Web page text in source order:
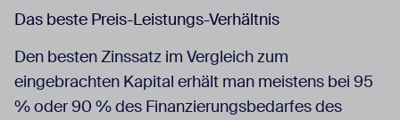
Das beste Preis-Leistungs-Verhältnis
Den besten Zinssatz im Vergleich zum
eingebrachten Kapital erhält man meistens bei 95
% oder 90 % des Finanzierungsbedarfes des